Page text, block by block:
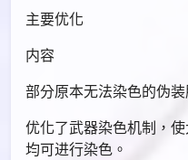
主要优化
内容
部分原本无法染色的伪
优化了武器染色机制，
均可进行染色。